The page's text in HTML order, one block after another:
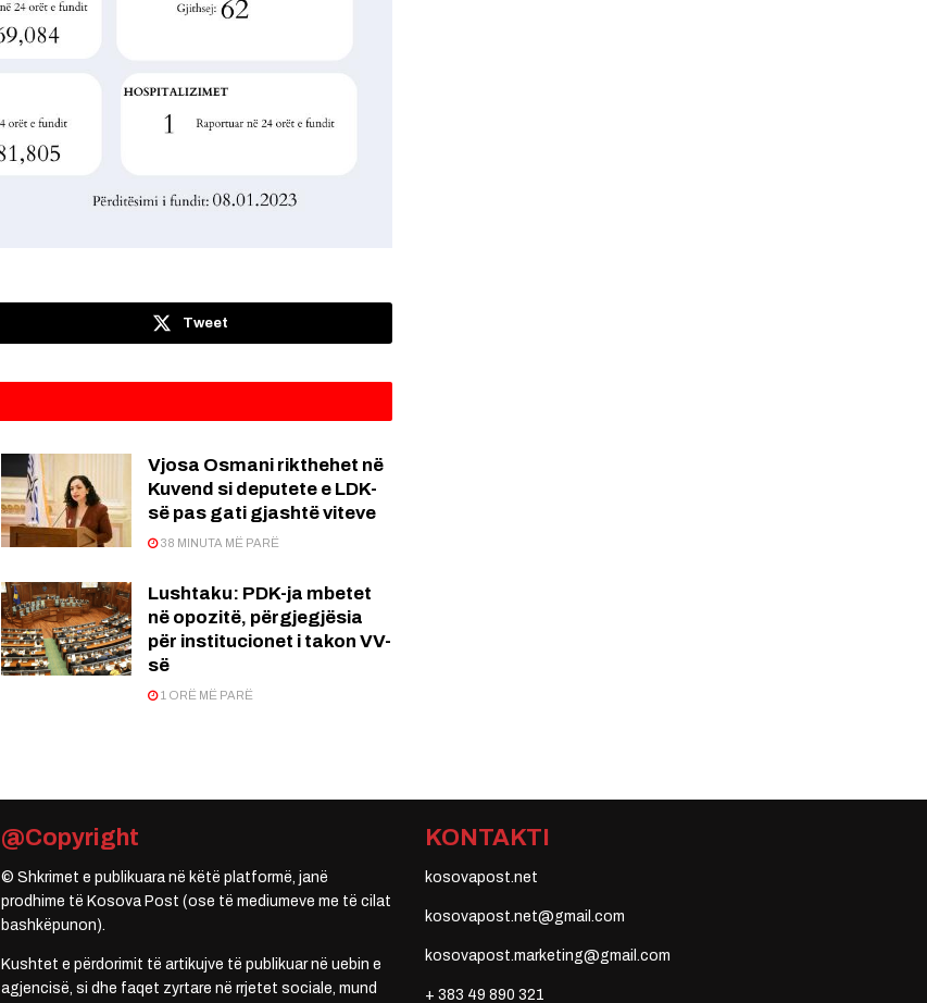
Tweet
Vjosa Osmani rikthehet në
Kuvend si deputete e LDK-
së pas gati gjashtë viteve
38 MINUTA MË PARË
Lushtaku: PDK-ja mbetet
në opozitë, përgjegjësia
për institucionet i takon VV-
së
1 ORË MË PARË
@Copyright
© Shkrimet e publikuara në këtë platformë, janë
prodhime të Kosova Post (ose të mediumeve me të cilat
bashkëpunon).
Kushtet e përdorimit të artikujve të publikuar në uebin e
agjencisë, si dhe faqet zyrtare në rrjetet sociale, mund
KONTAKTI
kosovapost.net
kosovapost.net@gmail.com
kosovapost.marketing@gmail.com
+ 383 49 890 321